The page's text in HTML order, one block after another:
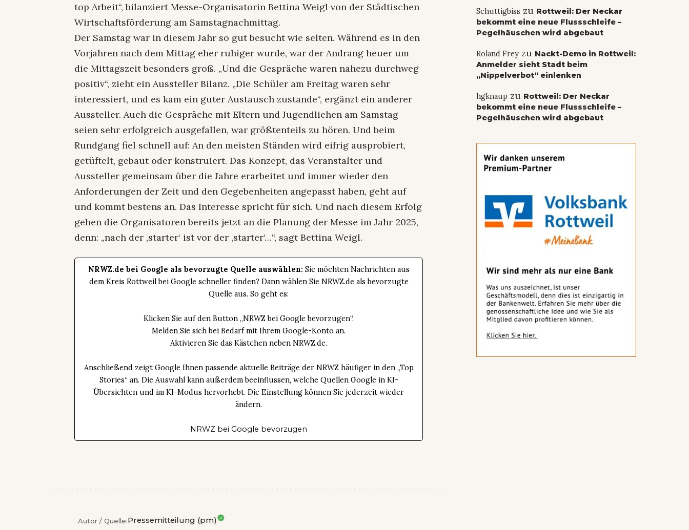
top Arbeit“, bilanziert Messe-Organisatorin Bettina Weigl von der Städtischen
Wirtschaftsförderung am Samstagnachmittag.
Der Samstag war in diesem Jahr so gut besucht wie selten. Während es in den
Vorjahren nach dem Mittag eher ruhiger wurde, war der Andrang heuer um
die Mittagszeit besonders groß. „Und die Gespräche waren nahezu durchweg
positiv“, zieht ein Aussteller Bilanz. „Die Schüler am Freitag waren sehr
interessiert, und es kam ein guter Austausch zustande“, ergänzt ein anderer
Aussteller. Auch die Gespräche mit Eltern und Jugendlichen am Samstag
seien sehr erfolgreich ausgefallen, war größtenteils zu hören. Und beim
Rundgang fiel schnell auf: An den meisten Ständen wird eifrig ausprobiert,
getüftelt, gebaut oder konstruiert. Das Konzept, das Veranstalter und
Aussteller gemeinsam über die Jahre erarbeitet und immer wieder den
Anforderungen der Zeit und den Gegebenheiten angepasst haben, geht auf
und kommt bestens an. Das Interesse spricht für sich. Und nach diesem Erfolg
gehen die Organisatoren bereits jetzt an die Planung der Messe im Jahr 2025,
denn: „nach der ‚starter‘ ist vor der ‚starter‘…“, sagt Bettina Weigl.
NRWZ.de bei Google als bevorzugte Quelle auswählen: Sie möchten Nachrichten aus
dem Kreis Rottweil bei Google schneller finden? Dann wählen Sie NRWZ.de als bevorzugte
Quelle aus. So geht es:
Klicken Sie auf den Button „NRWZ bei Google bevorzugen“.
Melden Sie sich bei Bedarf mit Ihrem Google-Konto an.
Aktivieren Sie das Kästchen neben NRWZ.de.
Anschließend zeigt Google Ihnen passende aktuelle Beiträge der NRWZ häufiger in den „Top
Stories“ an. Die Auswahl kann außerdem beeinflussen, welche Quellen Google in KI-
Übersichten und im KI-Modus hervorhebt. Die Einstellung können Sie jederzeit wieder
ändern.
NRWZ bei Google bevorzugen
Autor / Quelle:Pressemitteilung (pm)
Schuttigbiss zu Rottweil: Der Neckar
bekommt eine neue Flussschleife –
Pegelhäuschen wird abgebaut
Roland Freyzu Nackt-Demo in Rottweil:
Anmelder sieht Stadt beim
„Nippelverbot“ einlenken
hgknaupzu Rottweil: Der Neckar
bekommt eine neue Flussschleife –
Pegelhäuschen wird abgebaut